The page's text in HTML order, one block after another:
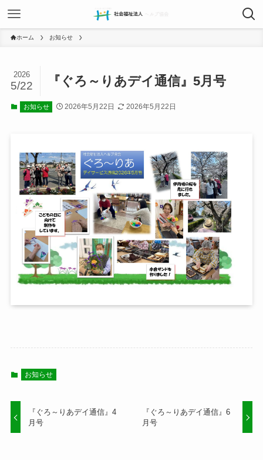
ホーム お知らせ
『ぐろ～りあデイ通信』5月号
2026
5/22
お知らせ 2026年5月22日 2026年5月22日
お知らせ
『ぐろ～りあデイ通信』4
月号
『ぐろ～りあデイ通信』6
月号